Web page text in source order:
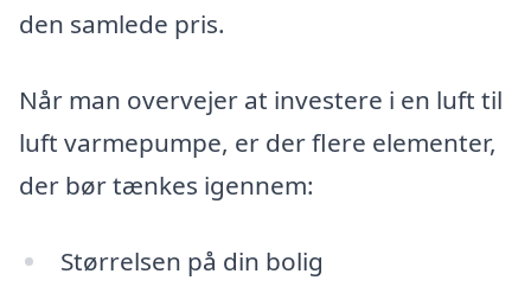
den samlede pris.
Når man overvejer at investere i en luft til
luft varmepumpe, er der flere elementer,
der bør tænkes igennem:
Størrelsen på din bolig